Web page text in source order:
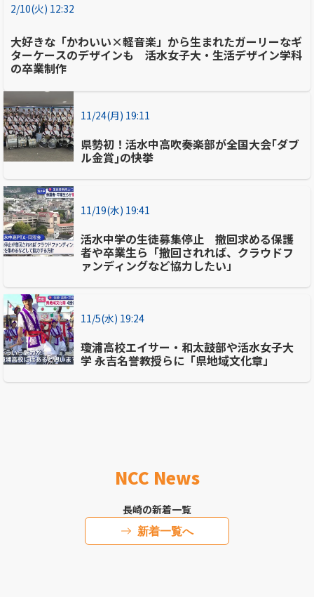
2/10(火) 12:32
大好きな「かわいい×軽音楽」から生まれたガーリーなギ
ターケースのデザインも 活水女子大・生活デザイン学科
の卒業制作
11/24(月) 19:11
県勢初！活水中高吹奏楽部が全国大会｢ダブ
ル金賞｣の快挙
11/19(水) 19:41
活水中学の生徒募集停止 撤回求める保護
者や卒業生ら「撤回されれば、クラウドフ
ァンディングなど協力したい」
11/5(水) 19:24
瓊浦高校エイサー・和太鼓部や活水女子大
学 永吉名誉教授らに「県地域文化章」
NCC News
長崎の新着一覧
新着一覧へ